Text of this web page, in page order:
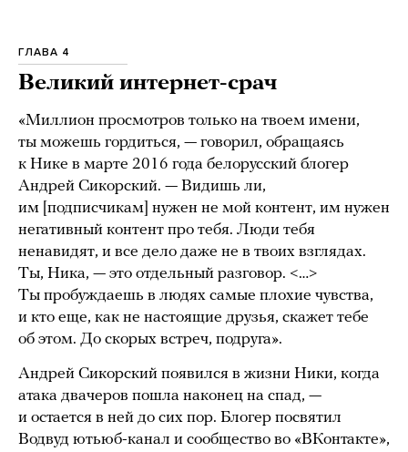
ГЛАВА 4
Великий интернет-срач
«Миллион просмотров только на твоем имени,
ты можешь гордиться, — говорил, обращаясь
к Нике в марте 2016 года белорусский блогер
Андрей Сикорский. — Видишь ли,
им [подписчикам] нужен не мой контент, им нужен
негативный контент про тебя. Люди тебя
ненавидят, и все дело даже не в твоих взглядах.
Ты, Ника, — это отдельный разговор. <…>
Ты пробуждаешь в людях самые плохие чувства,
и кто еще, как не настоящие друзья, скажет тебе
об этом. До скорых встреч, подруга».
Андрей Сикорский появился в жизни Ники, когда
атака двачеров пошла наконец на спад, —
и остается в ней до сих пор. Блогер посвятил
Водвуд ютьюб-канал и сообщество во «ВКонтакте»,